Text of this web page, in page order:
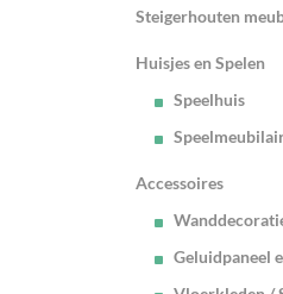
Steigerhouten
Huisjes en Spelen
Speelhuis
Accessoires
Geluidpaneel